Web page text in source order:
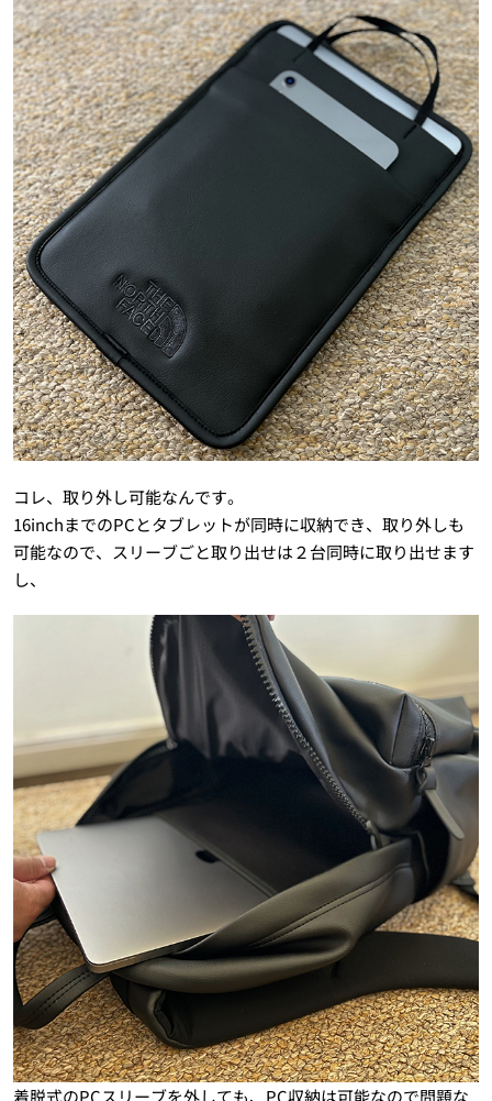
コレ、取り外し可能なんです。
16inchまでのPCとタブレットが同時に収納でき、取り外しも
可能なので、スリーブごと取り出せは２台同時に取り出せます
し、
着脱式のPCスリーブを外しても、PC収納は可能なので問題な